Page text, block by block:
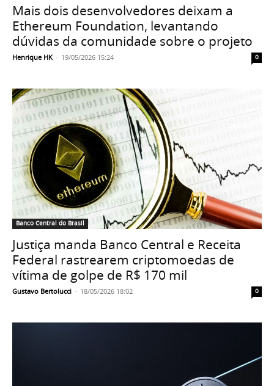
Mais dois desenvolvedores deixam a
Ethereum Foundation, levantando
dúvidas da comunidade sobre o projeto
Henrique HK - 19/05/2026 15:24 0
Banco Central do Brasil
Justiça manda Banco Central e Receita
Federal rastrearem criptomoedas de
vítima de golpe de R$ 170 mil
Gustavo Bertolucci - 18/05/2026 18:02 0